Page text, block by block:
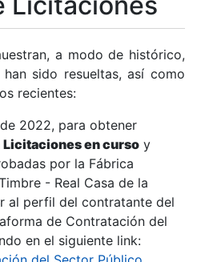
a modo de histórico,
sido resueltas, así como
recientes:
2022, para obtener
Licitaciones en curso y
por la Fábrica
- Real Casa de la
al perfil del contratante del
de Contratación del
en el siguiente link: